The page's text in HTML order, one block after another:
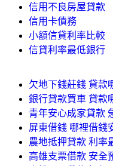
信用不良房屋貸款
信用卡債務
小額信貸利率比較
信貸利率最低銀行
欠地下錢莊錢 貸款
銀行貸款買車 貸款
青年安心成家貸款
屏東借錢 哪裡借錢
農地抵押貸款 利率
高雄支票借款 安全